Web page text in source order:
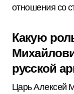
отношения со
Какую
русской
Царь Алексей